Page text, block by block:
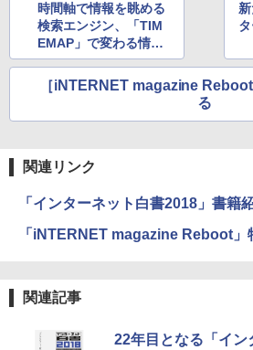
時間軸で情報を眺める
検索エンジン、「TIM
EMAP」で変わる情報
検索の意味
［iNTERNET magazine
る
関連リンク
「インターネット白書2018」書籍
「iNTERNET magazine Reboot」
関連記事
22年目となる「イン